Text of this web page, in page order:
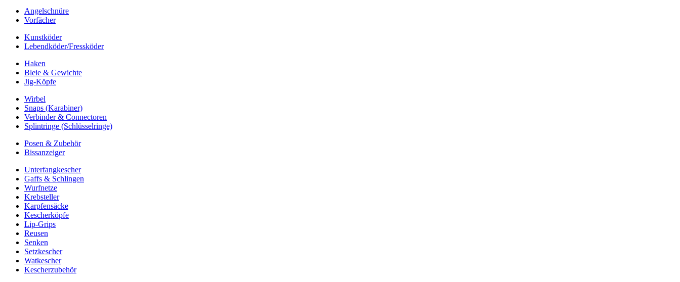
Angelschnüre
Vorfächer
Kunstköder
Lebendköder/Fressköder
Haken
Bleie & Gewichte
Jig-Köpfe
Wirbel
Snaps (Karabiner)
Verbinder & Connectoren
Splintringe (Schlüsselringe)
Posen & Zubehör
Bissanzeiger
Unterfangkescher
Gaffs & Schlingen
Wurfnetze
Krebsteller
Karpfensäcke
Kescherköpfe
Lip-Grips
Reusen
Senken
Setzkescher
Watkescher
Kescherzubehör